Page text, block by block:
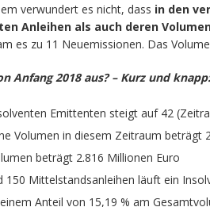
verwundert es nicht, dass in den
Anleihen als auch deren
es zu 11 Neuemissionen. Das
Anfang 2018 aus? – Kurz und knapp:
Emittenten steigt auf 42
Volumen in diesem Zeitraum beträgt
beträgt 2.816 Millionen Euro
150 Mittelstandsanleihen läuft ein
Anteil von 15,19 % am